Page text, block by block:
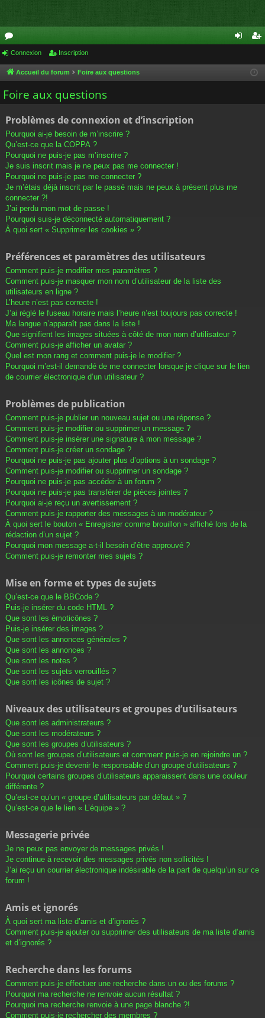
or
u
m
cri
Connexion Inscription
Accueil du forum Foire aux questions
Foire aux questions
Problèmes de connexion et d’inscription
Pourquoi ai-je besoin de m’inscrire ?
Qu’est-ce que la COPPA ?
Pourquoi ne puis-je pas m’inscrire ?
Je suis inscrit mais je ne peux pas me connecter !
Pourquoi ne puis-je pas me connecter ?
Je m’étais déjà inscrit par le passé mais ne peux à présent plus me
connecter ?!
J’ai perdu mon mot de passe !
Pourquoi suis-je déconnecté automatiquement ?
À quoi sert « Supprimer les cookies » ?
Préférences et paramètres des utilisateurs
Comment puis-je modifier mes paramètres ?
Comment puis-je masquer mon nom d’utilisateur de la liste des
utilisateurs en ligne ?
L’heure n’est pas correcte !
J’ai réglé le fuseau horaire mais l’heure n’est toujours pas correcte !
Ma langue n’apparaît pas dans la liste !
Que signifient les images situées à côté de mon nom d’utilisateur ?
Comment puis-je afficher un avatar ?
Quel est mon rang et comment puis-je le modifier ?
Pourquoi m’est-il demandé de me connecter lorsque je clique sur le lien
de courrier électronique d’un utilisateur ?
Problèmes de publication
Comment puis-je publier un nouveau sujet ou une réponse ?
Comment puis-je modifier ou supprimer un message ?
Comment puis-je insérer une signature à mon message ?
Comment puis-je créer un sondage ?
Pourquoi ne puis-je pas ajouter plus d’options à un sondage ?
Comment puis-je modifier ou supprimer un sondage ?
Pourquoi ne puis-je pas accéder à un forum ?
Pourquoi ne puis-je pas transférer de pièces jointes ?
Pourquoi ai-je reçu un avertissement ?
Comment puis-je rapporter des messages à un modérateur ?
À quoi sert le bouton « Enregistrer comme brouillon » affiché lors de la
rédaction d’un sujet ?
Pourquoi mon message a-t-il besoin d’être approuvé ?
Comment puis-je remonter mes sujets ?
Mise en forme et types de sujets
Qu’est-ce que le BBCode ?
Puis-je insérer du code HTML ?
Que sont les émoticônes ?
Puis-je insérer des images ?
Que sont les annonces générales ?
Que sont les annonces ?
Que sont les notes ?
Que sont les sujets verrouillés ?
Que sont les icônes de sujet ?
Niveaux des utilisateurs et groupes d’utilisateurs
Que sont les administrateurs ?
Que sont les modérateurs ?
Que sont les groupes d’utilisateurs ?
Où sont les groupes d’utilisateurs et comment puis-je en rejoindre un ?
Comment puis-je devenir le responsable d’un groupe d’utilisateurs ?
Pourquoi certains groupes d’utilisateurs apparaissent dans une couleur
différente ?
Qu’est-ce qu’un « groupe d’utilisateurs par défaut » ?
Qu’est-ce que le lien « L’équipe » ?
Messagerie privée
Je ne peux pas envoyer de messages privés !
Je continue à recevoir des messages privés non sollicités !
J’ai reçu un courrier électronique indésirable de la part de quelqu’un sur ce
forum !
Amis et ignorés
À quoi sert ma liste d’amis et d’ignorés ?
Comment puis-je ajouter ou supprimer des utilisateurs de ma liste d’amis
et d’ignorés ?
Recherche dans les forums
Comment puis-je effectuer une recherche dans un ou des forums ?
Pourquoi ma recherche ne renvoie aucun résultat ?
Pourquoi ma recherche renvoie à une page blanche ?!
Comment puis-je rechercher des membres ?